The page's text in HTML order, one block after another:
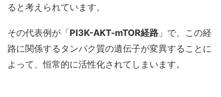
ると考えられています。
その代表例が「PI3K-AKT-mTOR経路 」で、この経
路に関係するタンパク質の遺伝子が変異することに
よって、恒常的に活性化されてしまいます。